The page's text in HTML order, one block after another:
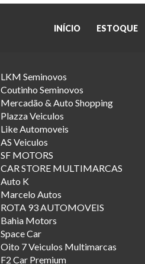
INÍCIO ESTOQUE
LKM Seminovos
Coutinho Seminovos
Mercadão & Auto Shopping
Plazza Veiculos
Like Automoveis
AS Veiculos
SF MOTORS
CAR STORE MULTIMARCAS
Auto K
Marcelo Autos
ROTA 93 AUTOMOVEIS
Bahia Motors
Space Car
Oito 7 Veiculos Multimarcas
F2 Car Premium